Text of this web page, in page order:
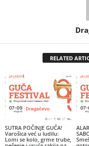
RELATED
SUTRA POČINJE GUČA!
Varošica već u ludilu:
Lomi se kolo, grme trube,